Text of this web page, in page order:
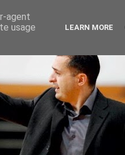
agent
usage
LEARN MORE